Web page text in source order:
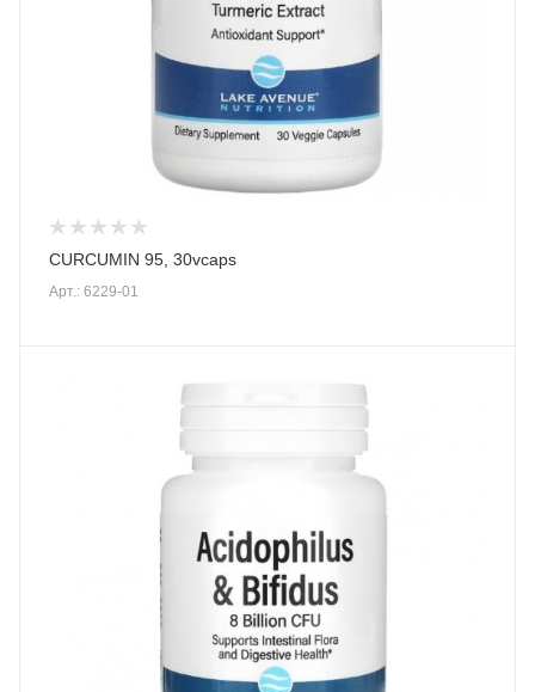
CURCUMIN 95, 30vcaps
Арт.: 6229-01